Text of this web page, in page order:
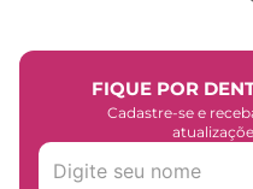
FIQUE POR
Cadastre-se e